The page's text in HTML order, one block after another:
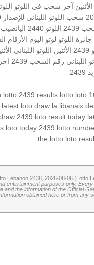
آخر سحب في اللوتو
سحب اللوتو اللبناني للإصدار 2439
2439 اللوتو 2440
جائزة اللوتو لوتو اليوم الأرقام
2439 الأثنين اللوتو اللبناني الأثنين 10-
اللبناني رقم السحب 2439
lotto 2439 results lotto loto
latest loto draw la libanaix
2439 loto result today
loto today 2439 lotto
the lotto loto
Lebanon 2438, 2026-08-06 (Lotto
entertainment purposes only.
and the information of the Official
obtained here or from any